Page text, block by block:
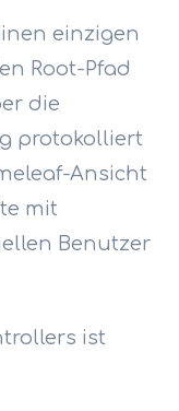
einzigen
Root-Pfad
die
protokolliert
Ansicht
mit
Benutzer
ist